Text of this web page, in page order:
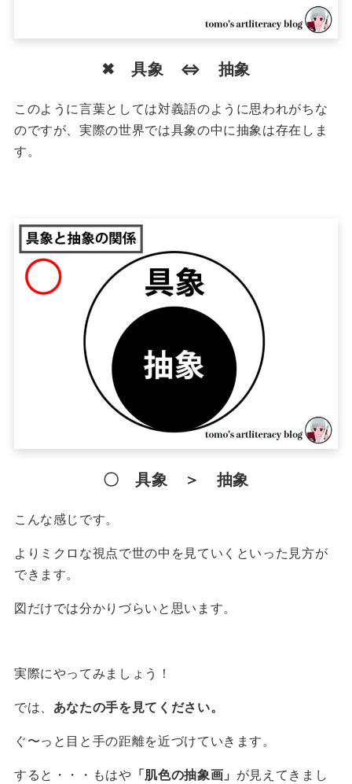
✖ 具象 ⇔ 抽象
このように言葉としては対義語のように思われがちな
のですが、実際の世界では具象の中に抽象は存在しま
す。
〇 具象 ＞ 抽象
こんな感じです。
よりミクロな視点で世の中を見ていくといった見方が
できます。
図だけでは分かりづらいと思います。
実際にやってみましょう！
では、 あなたの手を見てください。
ぐ〜っと目と手の距離を近づけていきます。
すると・・・もはや 「肌色の抽象画」 が見えてきまし